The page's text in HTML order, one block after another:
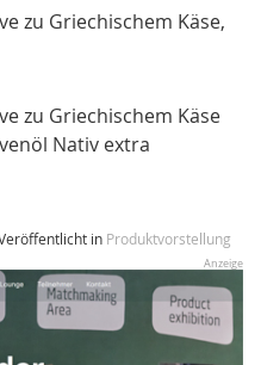
zu Griechischem Käse,
zu Griechischem Käse
Nativ extra
in Produktvorstellung
Anzeige